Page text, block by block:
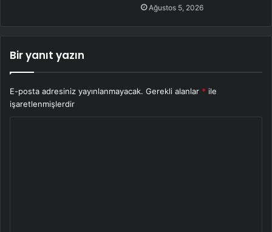
Ağustos 5, 2026
Bir yanıt yazın
E-posta adresiniz yayınlanmayacak. Gerekli alanlar * ile
işaretlenmişlerdir